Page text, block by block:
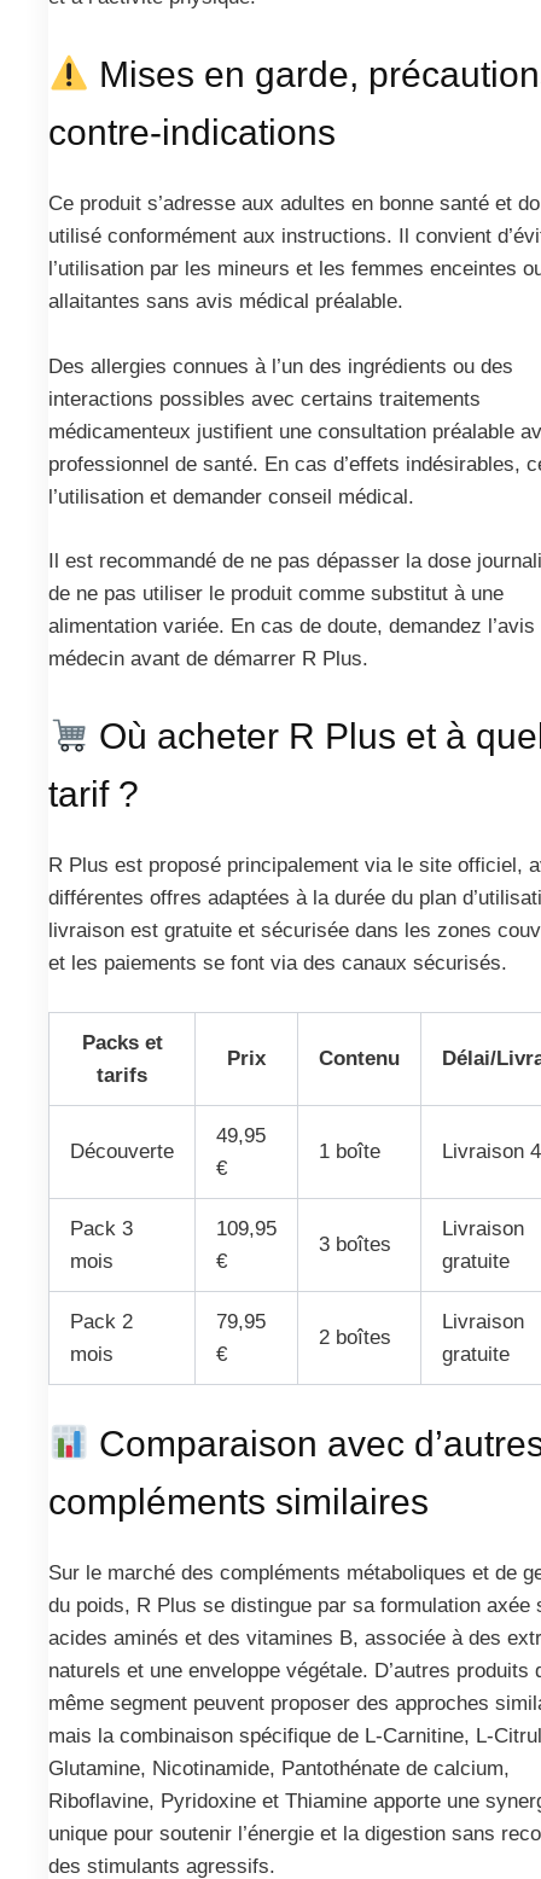
Mises en garde,
contre-indications
Ce produit s’adresse aux adultes en bonne santé et
utilisé conformément aux instructions. Il convient
l’utilisation par les mineurs et les femmes enceintes
allaitantes sans avis médical préalable.
Des allergies connues à l’un des ingrédients ou des
interactions possibles avec certains traitements
médicamenteux justifient une consultation préalable
professionnel de santé. En cas d’effets indésirables,
l’utilisation et demander conseil médical.
Il est recommandé de ne pas dépasser la dose
de ne pas utiliser le produit comme substitut à une
alimentation variée. En cas de doute, demandez l’avis
médecin avant de démarrer R Plus.
Où acheter R Plus et à
tarif ?
R Plus est proposé principalement via le site officiel,
différentes offres adaptées à la durée du plan
livraison est gratuite et sécurisée dans les zones
et les paiements se font via des canaux sécurisés.
Packs et
tarifs
Prix Contenu Délai/
Découverte
49,95
€
1 boîte Livraison
Pack 3
mois
109,95
€
3 boîtes
Livraison
gratuite
Pack 2
mois
79,95
€
2 boîtes
Livraison
gratuite
Comparaison avec
compléments similaires
Sur le marché des compléments métaboliques et de
du poids, R Plus se distingue par sa formulation axée
acides aminés et des vitamines B, associée à des
naturels et une enveloppe végétale. D’autres produits
même segment peuvent proposer des approches
mais la combinaison spécifique de L-Carnitine, L-
Glutamine, Nicotinamide, Pantothénate de calcium,
Riboflavine, Pyridoxine et Thiamine apporte une
unique pour soutenir l’énergie et la digestion sans
des stimulants agressifs.